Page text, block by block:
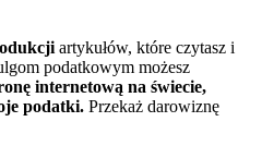
artykułów, które czytasz i
podatkowym możesz
internetową na świecie,
podatki. Przekaż darowiznę